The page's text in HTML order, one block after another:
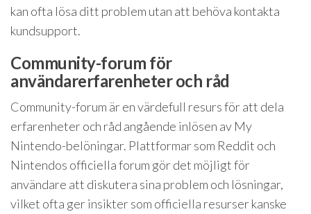
kan ofta lösa ditt problem utan att behöva kontakta
kundsupport.
Community-forum för
användarerfarenheter och råd
Community-forum är en värdefull resurs för att dela
erfarenheter och råd angående inlösen av My
Nintendo-belöningar. Plattformar som Reddit och
Nintendos officiella forum gör det möjligt för
användare att diskutera sina problem och lösningar,
vilket ofta ger insikter som officiella resurser kanske